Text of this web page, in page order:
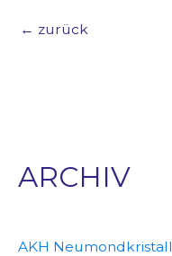
← zurück
ARCHIV
AKH Neumondkristall